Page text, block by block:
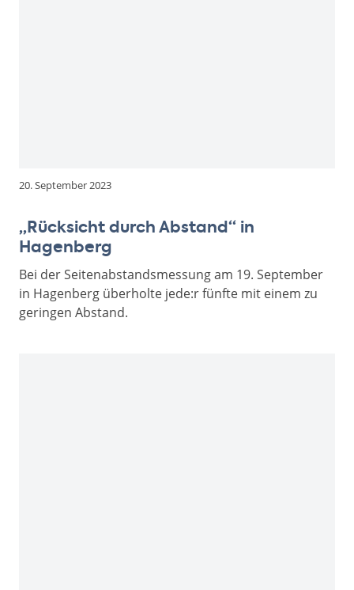
20. September 2023
„Rücksicht durch Abstand“ in
Hagenberg
Bei der Seitenabstandsmessung am 19. September
in Hagenberg überholte jede:r fünfte mit einem zu
geringen Abstand.